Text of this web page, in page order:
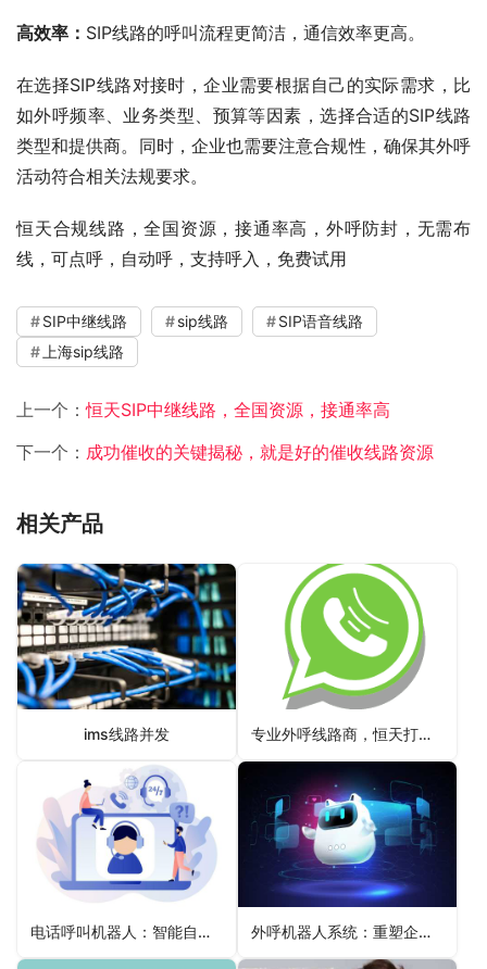
高效率： SIP线路的呼叫流程更简洁，通信效率更高。
在选择SIP线路对接时，企业需要根据自己的实际需求，比
如外呼频率、业务类型、预算等因素，选择合适的SIP线路
类型和提供商。同时，企业也需要注意合规性，确保其外呼
活动符合相关法规要求。
恒天合规线路，全国资源，接通率高，外呼防封，无需布
线，可点呼，自动呼，支持呼入，免费试用
SIP中继线路 sip线路
SIP语音线路
上海sip线路
上一个：恒天SIP中继线路，全国资源，接通率高
下一个： 成功催收的关键揭秘，就是好的催收线路资源
相关产品
ims线路并发 专业外呼线路商，恒天打造稳定高质量的外呼服务平台
电话呼叫机器人：智能自动化在市场营销和销售中的应用 外呼机器人系统：重塑企业客户互动的未来